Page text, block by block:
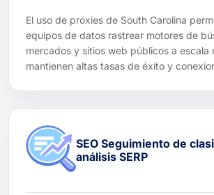
El uso de proxies de South Carolina
equipos de datos rastrear motores de
mercados y sitios web públicos a escala
mantienen altas tasas de éxito y
SEO Seguimiento de
análisis SERP